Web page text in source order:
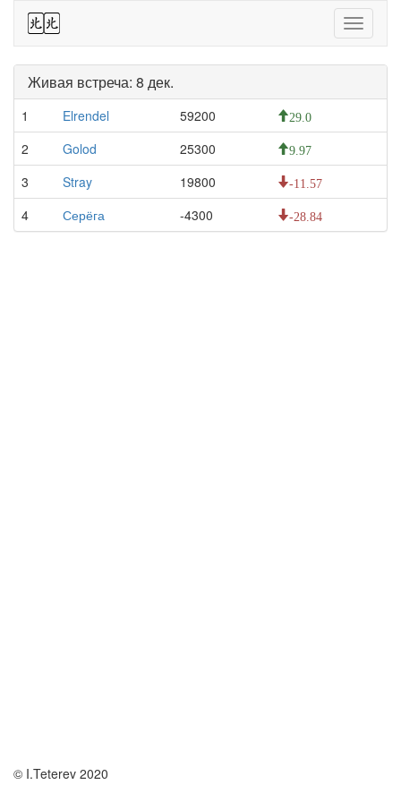
Toggle
44
Живая встреча: 8 дек.
1 Elrendel 59200 29.0
2 Golod 25300 9.97
3 Stray 19800 -11.57
4 Серёга -4300 -28.84
© I.Teterev 2020